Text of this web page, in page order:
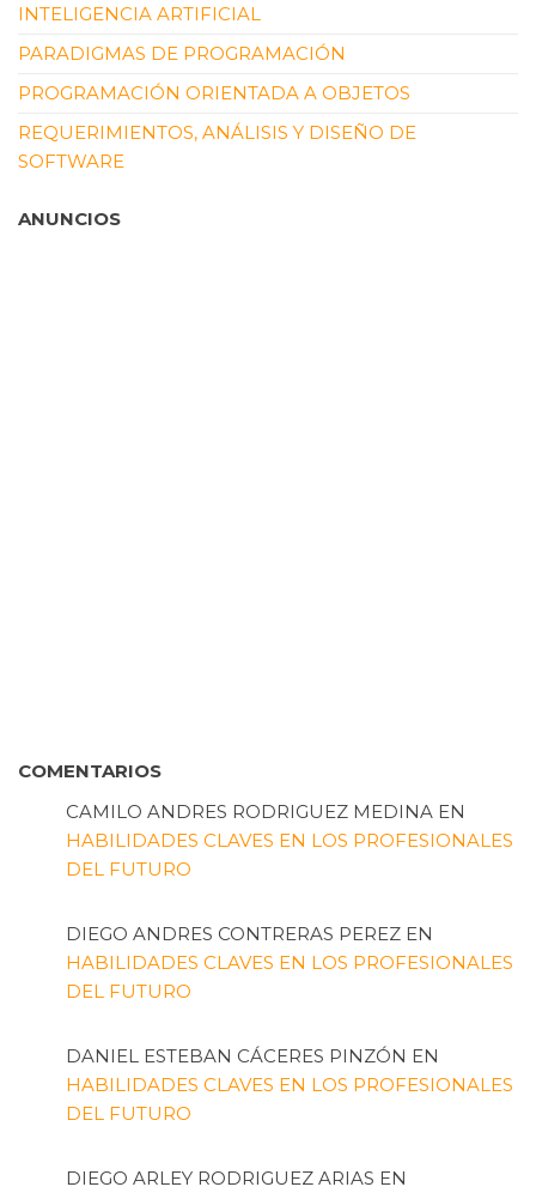
INTELIGENCIA ARTIFICIAL
PARADIGMAS DE PROGRAMACIÓN
PROGRAMACIÓN ORIENTADA A OBJETOS
REQUERIMIENTOS, ANÁLISIS Y DISEÑO DE
SOFTWARE
ANUNCIOS
COMENTARIOS
CAMILO ANDRES RODRIGUEZ MEDINA EN
HABILIDADES CLAVES EN LOS PROFESIONALES
DEL FUTURO
DIEGO ANDRES CONTRERAS PEREZ EN
HABILIDADES CLAVES EN LOS PROFESIONALES
DEL FUTURO
DANIEL ESTEBAN CÁCERES PINZÓN EN
HABILIDADES CLAVES EN LOS PROFESIONALES
DEL FUTURO
DIEGO ARLEY RODRIGUEZ ARIAS EN